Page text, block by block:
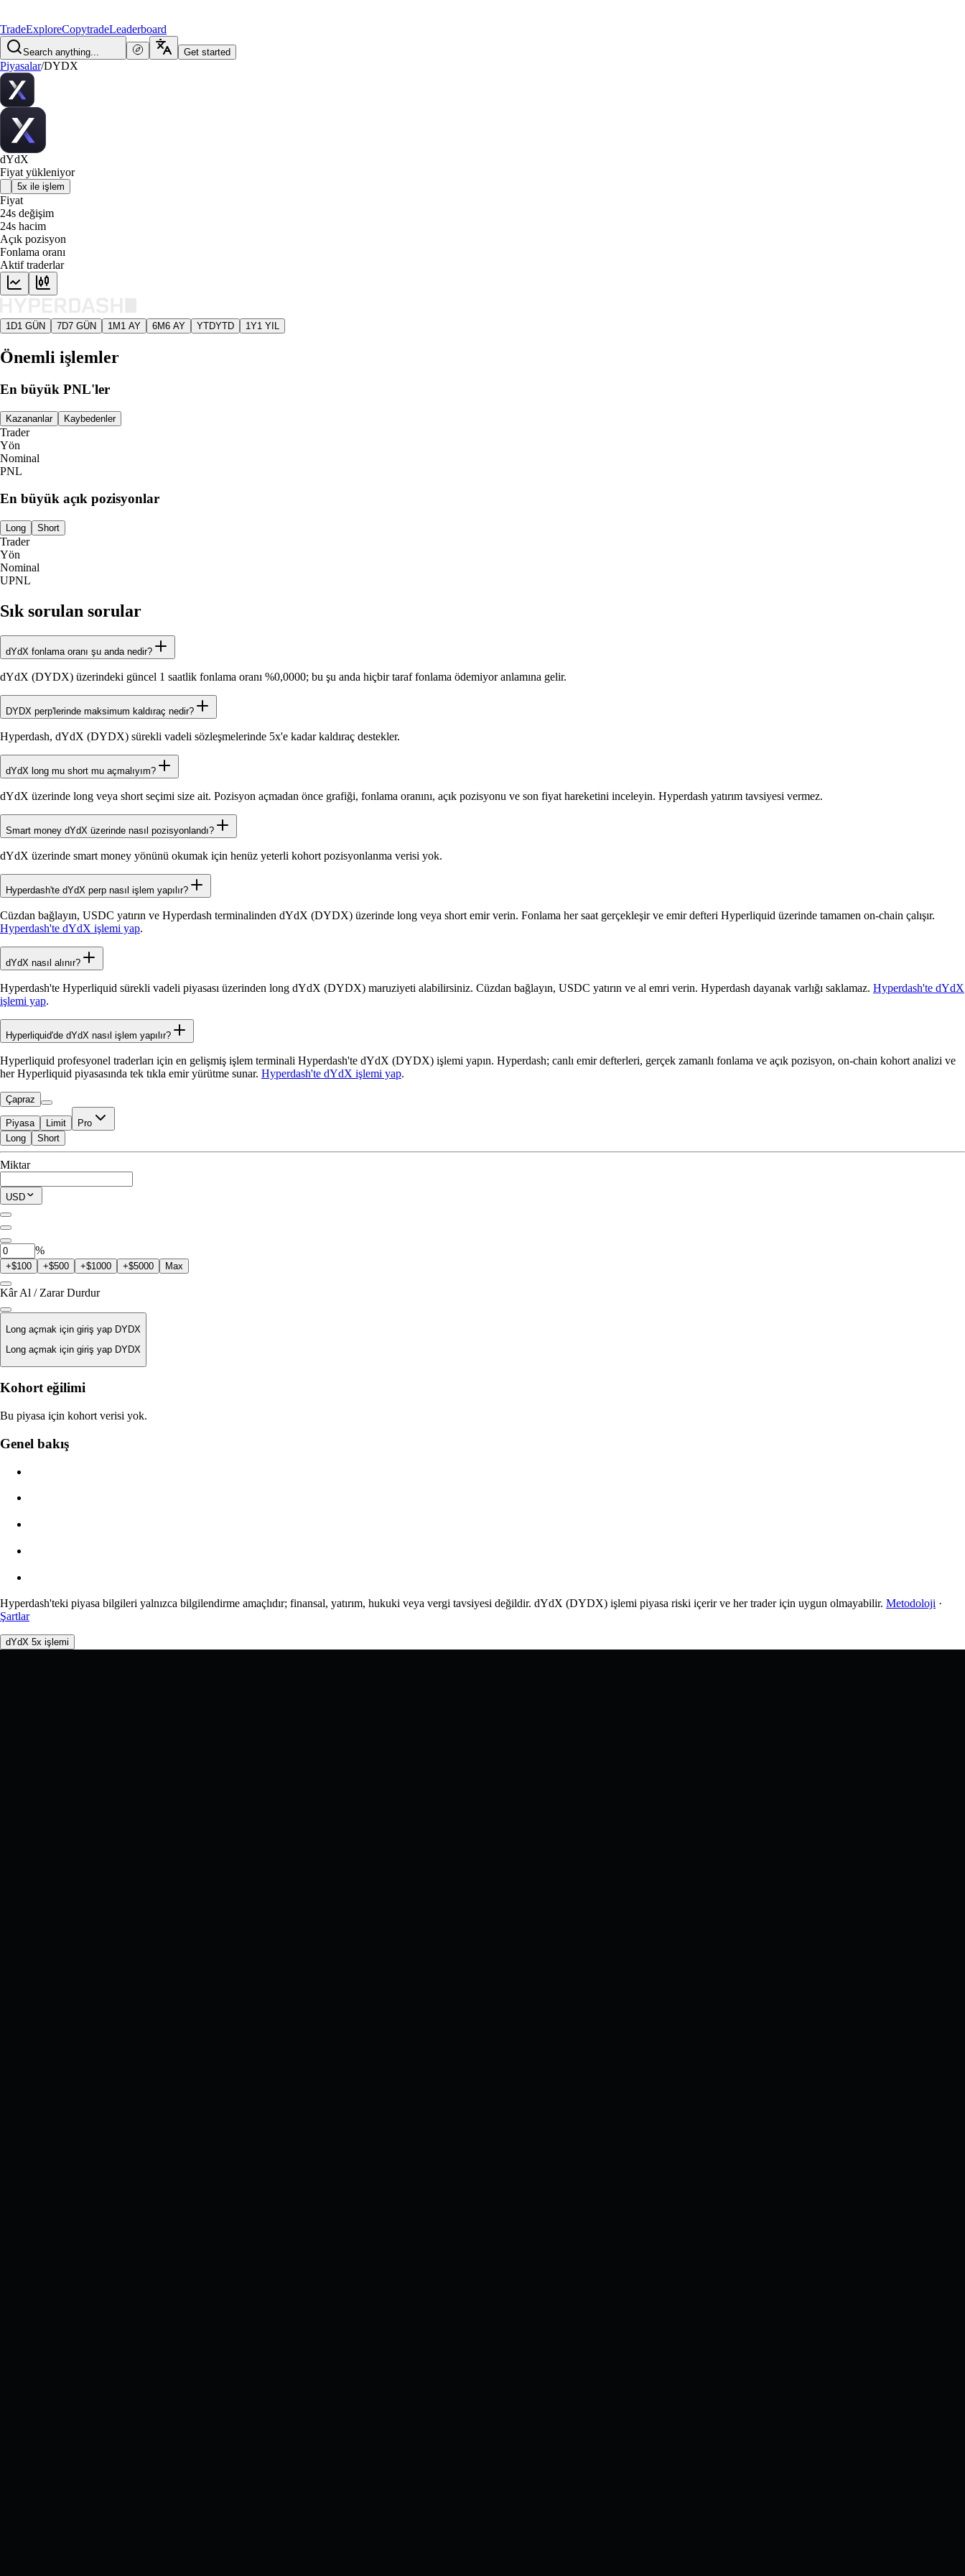
TradeExploreCopytradeLeaderboard
Search anything... Get started
Piyasalar/DYDX
dYdX
Fiyat yükleniyor
5x ile işlem
Fiyat
24s değişim
24s hacim
Açık pozisyon
Fonlama oranı
Aktif traderlar
1D1 GÜN 7D7 GÜN 1M 1 AY 6M6 AY YTDYTD 1Y1 YIL
Önemli işlemler
En büyük PNL'ler
Kazananlar Kaybedenler
Trader
Yön
Nominal
PNL
En büyük açık pozisyonlar
Long Short
Trader
Yön
Nominal
UPNL
Sık sorulan sorular
dYdX fonlama oranı şu anda nedir?
dYdX (DYDX) üzerindeki güncel 1 saatlik fonlama oranı %0,0000; bu şu anda hiçbir taraf fonlama ödemiyor anlamına gelir.
DYDX perp'lerinde maksimum kaldıraç nedir?
Hyperdash, dYdX (DYDX) sürekli vadeli sözleşmelerinde 5x'e kadar kaldıraç destekler.
dYdX long mu short mu açmalıyım?
dYdX üzerinde long veya short seçimi size ait. Pozisyon açmadan önce grafiği, fonlama oranını, açık pozisyonu ve son fiyat hareketini inceleyin. Hyperdash yatırım tavsiyesi vermez.
Smart money dYdX üzerinde nasıl pozisyonlandı?
dYdX üzerinde smart money yönünü okumak için henüz yeterli kohort pozisyonlanma verisi yok.
Hyperdash'te dYdX perp nasıl işlem yapılır?
Cüzdan bağlayın, USDC yatırın ve Hyperdash terminalinden dYdX (DYDX) üzerinde long veya short emir verin. Fonlama her saat gerçekleşir ve emir defteri Hyperliquid üzerinde tamamen on-chain çalışır.
Hyperdash'te dYdX işlemi yap.
dYdX nasıl alınır?
Hyperdash'te Hyperliquid sürekli vadeli piyasası üzerinden long dYdX (DYDX) maruziyeti alabilirsiniz. Cüzdan bağlayın, USDC yatırın ve al emri verin. Hyperdash dayanak varlığı saklamaz. Hyperdash'te dYdX
işlemi yap.
Hyperliquid'de dYdX nasıl işlem yapılır?
Hyperliquid profesyonel traderları için en gelişmiş işlem terminali Hyperdash'te dYdX (DYDX) işlemi yapın. Hyperdash; canlı emir defterleri, gerçek zamanlı fonlama ve açık pozisyon, on-chain kohort analizi ve
her Hyperliquid piyasasında tek tıkla emir yürütme sunar. Hyperdash'te dYdX işlemi yap.
Çapraz
Piyasa Limit Pro
İşleme Uygun
$0.00
Mevcut Pozisyon
Long Short
Miktar
USD
%
+$100 +$500 +$1000 +$5000 Max
Kâr Al / Zarar Durdur
Long açmak için giriş yap DYDX
Long açmak için giriş yap DYDX
Likidasyon Fiyatı
Yok
0.0450% / 0.0150%
Kohort eğilimi
Bu piyasa için kohort verisi yok.
Genel bakış
Hyperdash'teki piyasa bilgileri yalnızca bilgilendirme amaçlıdır; finansal, yatırım, hukuki veya vergi tavsiyesi değildir. dYdX (DYDX) işlemi piyasa riski içerir ve her trader için uygun olmayabilir. Metodoloji ·
Şartlar
dYdX 5x işlemi